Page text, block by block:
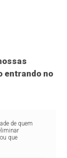
entrando no
de quem
que